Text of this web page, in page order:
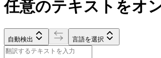
任意のテキストをオ
自動検出 言語を選択